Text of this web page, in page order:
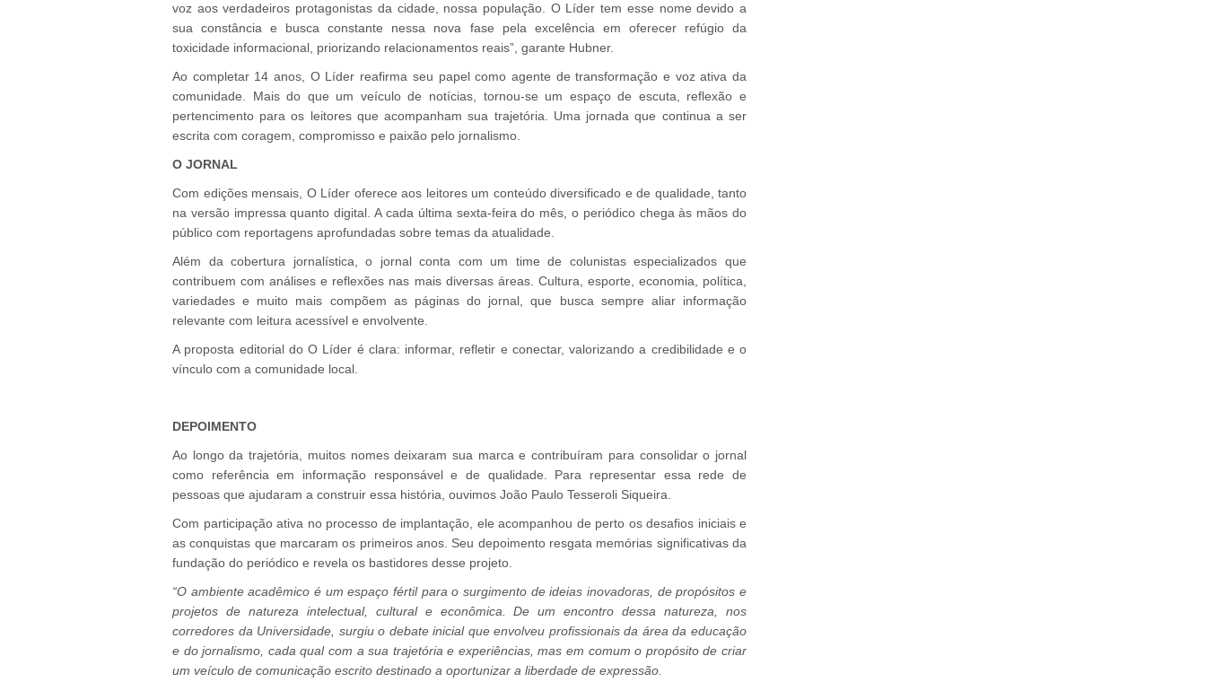
voz aos verdadeiros protagonistas da cidade, nossa população. O Líder tem esse nome devido a
sua constância e busca constante nessa nova fase pela excelência em oferecer refúgio da
toxicidade informacional, priorizando relacionamentos reais”, garante Hubner.
Ao completar 14 anos, O Líder reafirma seu papel como agente de transformação e voz ativa da
comunidade. Mais do que um veículo de notícias, tornou-se um espaço de escuta, reflexão e
pertencimento para os leitores que acompanham sua trajetória. Uma jornada que continua a ser
escrita com coragem, compromisso e paixão pelo jornalismo.
O JORNAL
Com edições mensais, O Líder oferece aos leitores um conteúdo diversificado e de qualidade, tanto
na versão impressa quanto digital. A cada última sexta-feira do mês, o periódico chega às mãos do
público com reportagens aprofundadas sobre temas da atualidade.
Além da cobertura jornalística, o jornal conta com um time de colunistas especializados que
contribuem com análises e reflexões nas mais diversas áreas. Cultura, esporte, economia, política,
variedades e muito mais compõem as páginas do jornal, que busca sempre aliar informação
relevante com leitura acessível e envolvente.
A proposta editorial do O Líder é clara: informar, refletir e conectar, valorizando a credibilidade e o
vínculo com a comunidade local.
DEPOIMENTO
Ao longo da trajetória, muitos nomes deixaram sua marca e contribuíram para consolidar o jornal
como referência em informação responsável e de qualidade. Para representar essa rede de
pessoas que ajudaram a construir essa história, ouvimos João Paulo Tesseroli Siqueira.
Com participação ativa no processo de implantação, ele acompanhou de perto os desafios iniciais e
as conquistas que marcaram os primeiros anos. Seu depoimento resgata memórias significativas da
fundação do periódico e revela os bastidores desse projeto.
“O ambiente acadêmico é um espaço fértil para o surgimento de ideias inovadoras, de propósitos e
projetos de natureza intelectual, cultural e econômica.De um encontro dessa natureza, nos
corredores da Universidade, surgiu o debate inicial que envolveu profissionais da área da educação
e do jornalismo, cada qual com a sua trajetória e experiências, mas em comum o propósito de criar
um veículo de comunicação escrito destinado a oportunizar a liberdade de expressão.